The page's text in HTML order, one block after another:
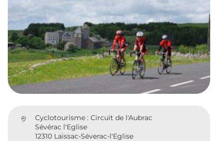
Cyclotourisme : Circuit de l'Aubrac
Sévérac l'Eglise
12310 Laissac-Séverac-l'Eglise